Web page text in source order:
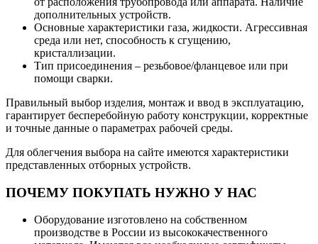
дополнительных устройств.
Основные характеристики газа, жидкости. Агрессивная
среда или нет, способность к сгущению,
кристаллизации.
Тип присоединения – резьбовое/фланцевое или при
помощи сварки.
Правильный выбор изделия, монтаж и ввод в эксплуатацию,
гарантирует бесперебойную работу конструкции, корректные
и точные данные о параметрах рабочей среды.
Для облегчения выбора на сайте имеются характеристики
представленных отборных устройств.
ПОЧЕМУ ПОКУПАТЬ НУЖНО У НАС
Оборудование изготовлено на собственном
производстве в России из высококачественного